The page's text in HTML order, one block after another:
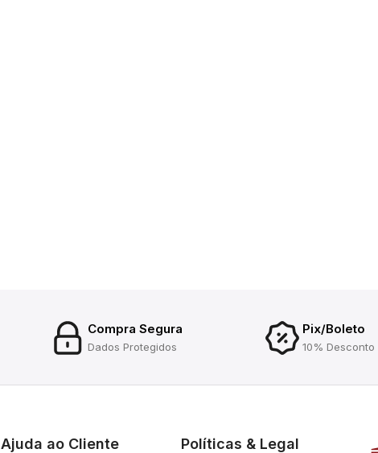
Compra Segura
Dados Protegidos
Pix/Boleto
10% Desconto
Ajuda ao Cliente Políticas & Legal